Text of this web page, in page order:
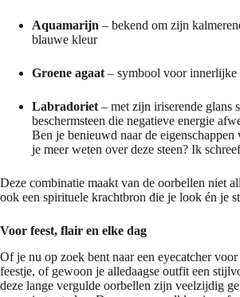
Aquamarijn – bekend om zijn
blauwe kleur
Groene agaat – symbool voor innerlijke
Labradoriet – met zijn iriserende glans
beschermsteen die negatieve energie
Ben je benieuwd naar de
je meer weten over deze steen? Ik
Deze combinatie maakt van de oorbellen niet
ook een spirituele krachtbron die je look én je
Voor feest, flair en elke dag
Of je nu op zoek bent naar een eyecatcher
feestje, of gewoon je alledaagse outfit een
deze lange vergulde oorbellen zijn veelzijdig